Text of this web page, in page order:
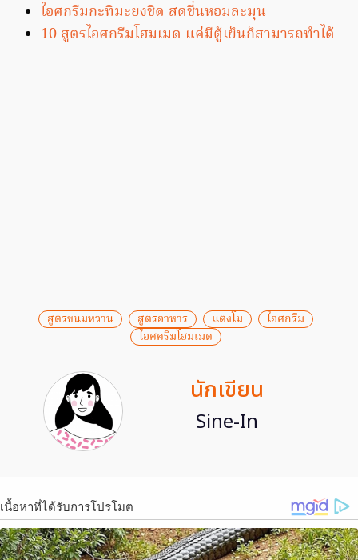
ไอศกรีมกะทิมะยงชิด สดชื่นหอมละมุน
10 สูตรไอศกรีมโฮมเมด แค่มีตู้เย็นก็สามารถทำได้
สูตรขนมหวาน สูตรอาหาร แตงโม
ไอศกรีม
ไอศครีมโฮมเมด
นักเขียน
Sine-In
เนื้อหาที่ได้รับการโปรโมต